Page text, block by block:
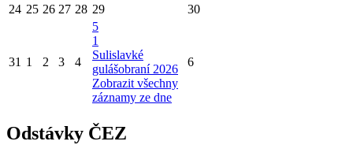
24 25 26 27 28 29 30
31 1 2 3 4
5
1
Sulislavké
gulášobraní 2026
Zobrazit všechny
záznamy ze dne
6
Odstávky ČEZ